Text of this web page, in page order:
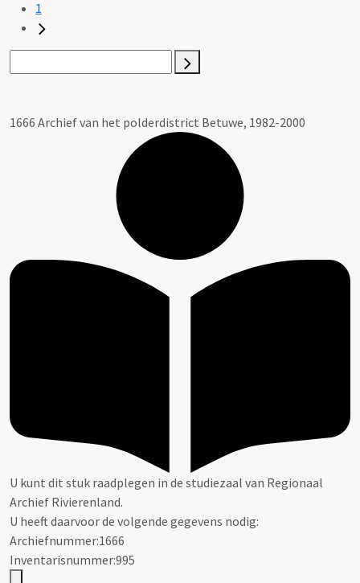
1
1666 Archief van het polderdistrict Betuwe, 1982-2000
U kunt dit stuk raadplegen in de studiezaal van Regionaal
Archief Rivierenland.
U heeft daarvoor de volgende gegevens nodig:
Archiefnummer:1666
Inventarisnummer:995